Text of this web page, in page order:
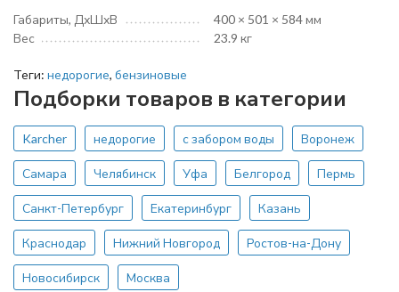
Габариты, ДхШхВ
400 × 501 × 584 мм
Вес
23.9 кг
Теги: недорогие, бензиновые
Подборки товаров в категории
Karcher недорогие с забором воды Воронеж
Самара Челябинск Уфа Белгород Пермь
Санкт-Петербург Екатеринбург Казань
Краснодар Нижний Новгород Ростов-на-Дону
Новосибирск Москва